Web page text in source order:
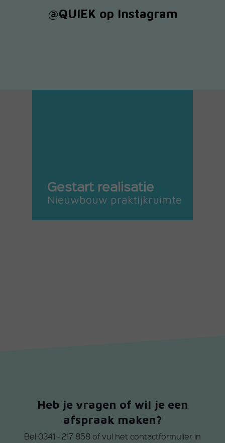
@QUIEK op Instagram
Gestart realisatie
Nieuwbouw praktijkruimte
Heb je vragen of wil je een
afspraak maken?
Bel 0341 - 217 858 of vul het contactformulier in